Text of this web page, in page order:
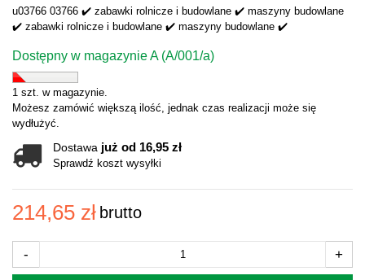
u03766 03766 ✔️ zabawki rolnicze i budowlane ✔️ maszyny budowlane
✔️ zabawki rolnicze i budowlane ✔️ maszyny budowlane ✔️
Dostępny w magazynie A (A/001/a)
1 szt. w magazynie.
Możesz zamówić większą ilość, jednak czas realizacji może się
wydłużyć.
Dostawa już od 16,95 zł
Sprawdź koszt wysyłki
214,65 zł brutto
- +